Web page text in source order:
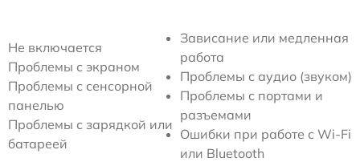
Не включается
Проблемы с экраном
Проблемы с сенсорной
панелью
Проблемы с зарядкой или
батареей
Зависание или медленная
работа
Проблемы с аудио (звуком)
Проблемы с портами и
разъемами
Ошибки при работе с Wi-Fi
или Bluetooth